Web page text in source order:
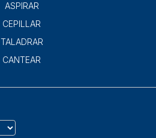
ASPIRAR
CEPILLAR
TALADRAR
CANTEAR